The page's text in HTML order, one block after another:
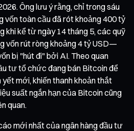
Ông lưu ý rằng, chỉ trong sáu
toàn cầu đã rót khoảng 400 tỷ
khi kể từ ngày 14 tháng 5, các quỹ
vốn rút ròng khoảng 4 tỷ USD—
bị "hút đi" bởi AI. Theo quan
tư tổ chức đang bán Bitcoin để
mới, khiến thanh khoản thắt
suất ngắn hạn của Bitcoin cũng
quan.
mới nhất của ngân hàng đầu tư